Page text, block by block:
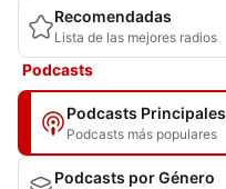
Recomendadas
Lista de las mejores radios
Podcasts
Podcasts Principales
Podcasts más populares
Podcasts por Género